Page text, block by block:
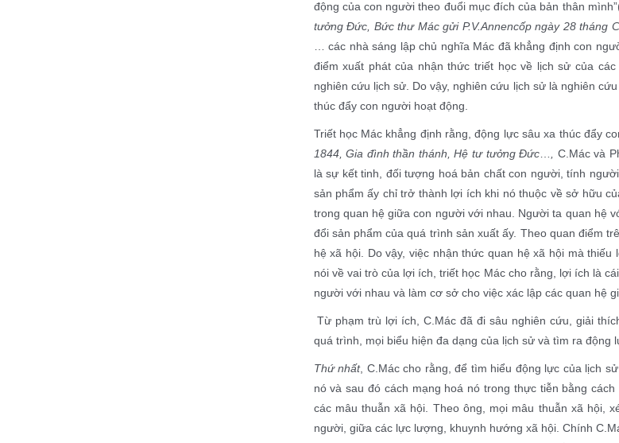
động của con người theo đuổi mục đích của bản thân mình”
tưởng Đức, Bức thư Mác gửi P.V.Annencốp ngày 28 tháng
… các nhà sáng lập chủ nghĩa Mác đã khẳng định con
điểm xuất phát của nhận thức triết học về lịch sử của
nghiên cứu lịch sử. Do vậy, nghiên cứu lịch sử là nghiên
thúc đẩy con người hoạt động.
Triết học Mác khẳng định rằng, động lực sâu xa thúc đẩy
1844, Gia đình thần thánh, Hệ tư tưởng Đức
C.Mác và
là sự kết tinh, đối tượng hoá bản chất con người, tính
sản phẩm ấy chỉ trở thành lợi ích khi nó thuộc về sở hữu
trong quan hệ giữa con người với nhau. Người ta quan hệ
đổi sản phẩm của quá trình sản xuất ấy. Theo quan điểm
hệ xã hội. Do vậy, việc nhận thức quan hệ xã hội mà
nói về vai trò của lợi ích, triết học Mác cho rằng, lợi ích là
người với nhau và làm cơ sở cho việc xác lập các quan hệ
Từ phạm trù lợi ích, C.Mác đã đi sâu nghiên cứu, giải
quá trình, mọi biểu hiện đa dạng của lịch sử và tìm ra động
Thứ nhất, C.Mác cho rằng, để tìm hiểu động lực của lịch
nó và sau đó cách mạng hoá nó trong thực tiễn bằng
các mâu thuẫn xã hội. Theo ông, mọi mâu thuẫn xã hội,
người, giữa các lực lượng, khuynh hướng xã hội. Chính